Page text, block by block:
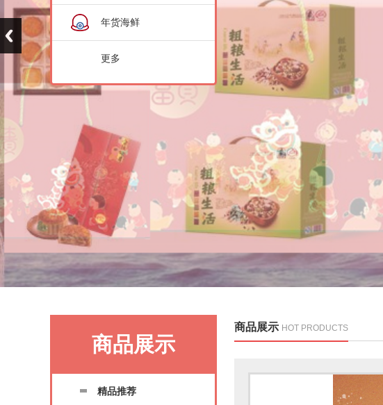
年货海鲜
更多
商品展示
精品推荐
商品展示 HOT PRODUCTS